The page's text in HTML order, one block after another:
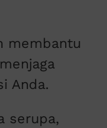
membantu
Anda.
serupa,